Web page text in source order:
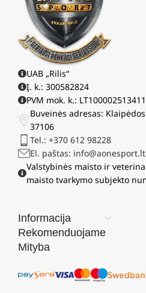
UAB „Rilis“
Į. k.: 300582824
PVM mok. k.: LT100002513411
Buveinės adresas:
37106
Tel.: +370 612 98228
El. paštas: info@aonesport.lt
Valstybinės maisto ir
maisto tvarkymo subjekto
Informacija
Rekomenduojame
Mityba